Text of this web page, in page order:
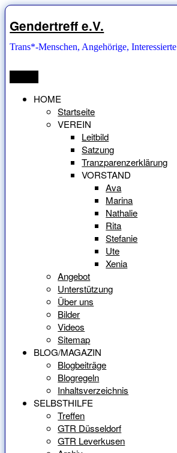
Zum
Inhalt
springen
Gendertreff e.V.
Trans*-Menschen, Angehörige, Interessierte
HOME
Startseite
VEREIN
Leitbild
Satzung
Tranzparenzerklärung
VORSTAND
Ava
Marina
Nathalie
Rita
Stefanie
Ute
Xenia
Angebot
Unterstützung
Über uns
Bilder
Videos
Sitemap
BLOG/MAGAZIN
Blogbeiträge
Blogregeln
Inhaltsverzeichnis
SELBSTHILFE
Treffen
GTR Düsseldorf
GTR Leverkusen